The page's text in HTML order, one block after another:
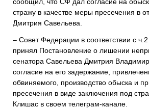
сообщил, что СФ дал согласие на
стражу в качестве меры пресечения в
Дмитрия Савельева.
– Совет Федерации в соответствии с ч.2
принял Постановление о лишении
сенатора Савельева Дмитрия
согласие на его задержание,
обвиняемого, производство обыска и
пресечения в виде заключения под
Клишас в своем телеграм-канале.